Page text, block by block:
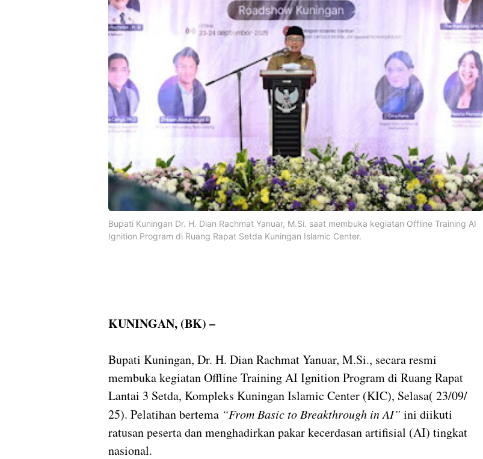
Bupati Kuningan Dr. H. Dian Rachmat Yanuar, M.Si. saat membuka kegiatan Offline Training AI
Ignition Program di Ruang Rapat Setda Kuningan Islamic Center.
KUNINGAN, (BK) –
Bupati Kuningan, Dr. H. Dian Rachmat Yanuar, M.Si., secara resmi
membuka kegiatan Offline Training AI Ignition Program di Ruang Rapat
Lantai 3 Setda, Kompleks Kuningan Islamic Center (KIC), Selasa( 23/09/
25). Pelatihan bertema “From Basic to Breakthrough in AI” ini diikuti
ratusan peserta dan menghadirkan pakar kecerdasan artifisial (AI) tingkat
nasional.